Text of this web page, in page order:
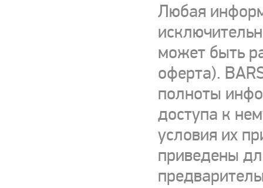
Любая
может быть
оферта).
полноты
доступа к
условия их
приведены